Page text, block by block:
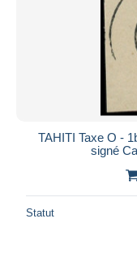
TAHITI Taxe O -
signé
Statut